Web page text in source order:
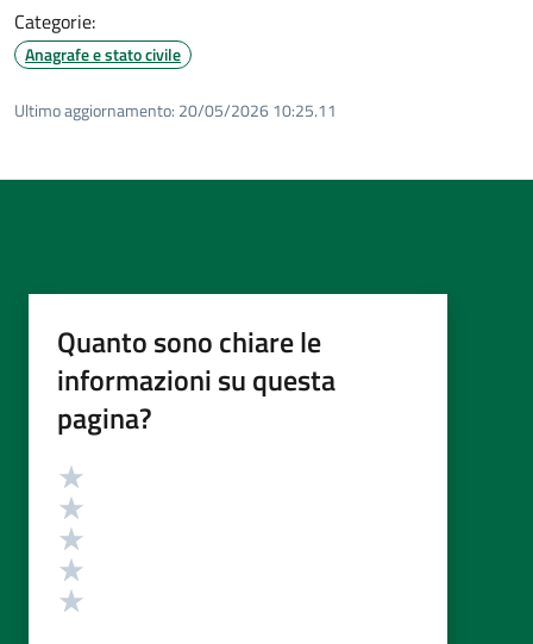
Categorie:
Anagrafe e stato civile
Ultimo aggiornamento: 20/05/2026 10:25.11
Quanto sono chiare le
informazioni su questa
pagina?
Valutazione